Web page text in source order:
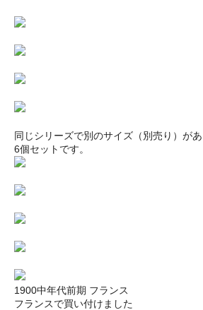
同じシリーズで別のサイズ（別売り）が
6個セットです。
1900中年代前期 フランス
フランスで買い付けました